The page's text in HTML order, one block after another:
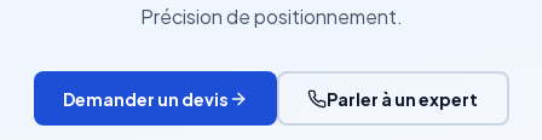
Précision de positionnement.
Demander un devis Parler à un expert